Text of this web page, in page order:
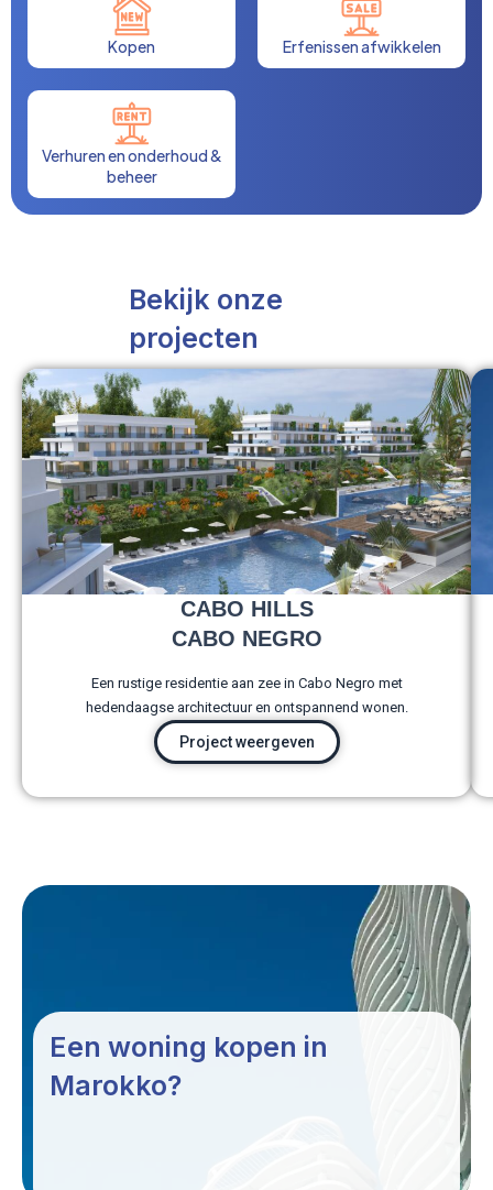
Kopen Erfenissen afwikkelen
Verhuren en onderhoud &
beheer
Bekijk onze
projecten
CABO HILLS
CABO NEGRO
Een rustige residentie aan zee in Cabo Negro met
hedendaagse architectuur en ontspannend wonen.
Project weergeven
Een woning kopen in
Marokko?